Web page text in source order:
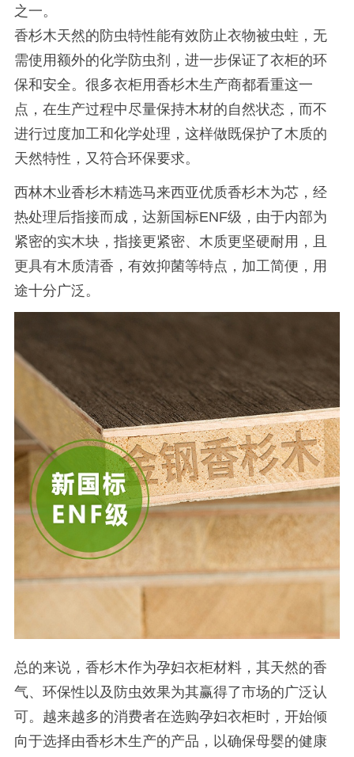
之一。
香杉木天然的防虫特性能有效防止衣物被虫蛀，无
需使用额外的化学防虫剂，进一步保证了衣柜的环
保和安全。很多衣柜用香杉木生产商都看重这一
点，在生产过程中尽量保持木材的自然状态，而不
进行过度加工和化学处理，这样做既保护了木质的
天然特性，又符合环保要求。
西林木业香杉木精选马来西亚优质香杉木为芯，经
热处理后指接而成，达新国标ENF级，由于内部为
紧密的实木块，指接更紧密、木质更坚硬耐用，且
更具有木质清香，有效抑菌等特点，加工简便，用
途十分广泛。
总的来说，香杉木作为孕妇衣柜材料，其天然的香
气、环保性以及防虫效果为其赢得了市场的广泛认
可。越来越多的消费者在选购孕妇衣柜时，开始倾
向于选择由香杉木生产的产品，以确保母婴的健康